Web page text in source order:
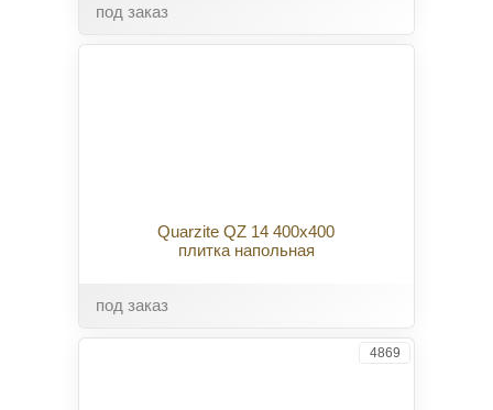
под заказ
Quarzite QZ 14 400x400
плитка напольная
под заказ
4869